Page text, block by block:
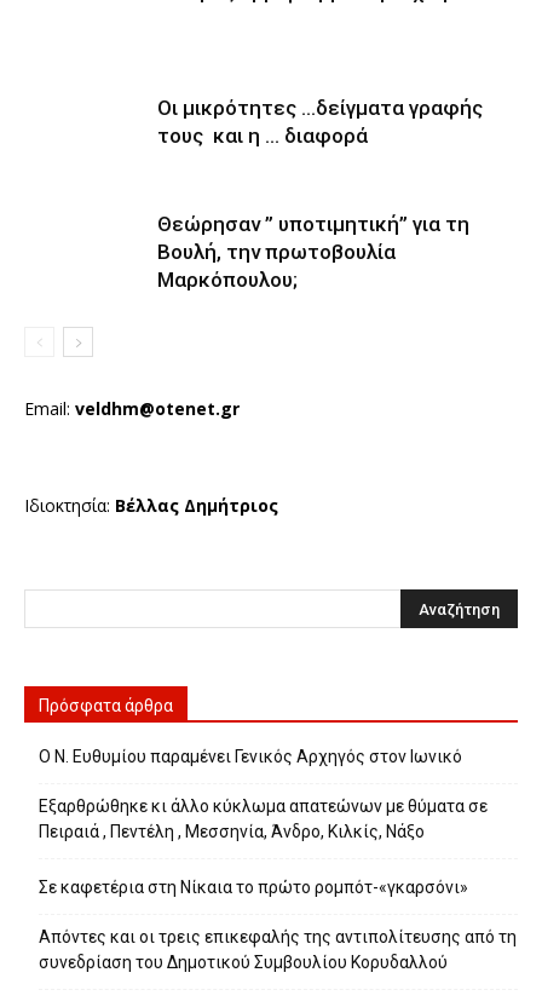
Οι μικρότητες …δείγματα γραφής
τους και η … διαφορά
Θεώρησαν ” υποτιμητική” για τη
Βουλή, την πρωτοβουλία
Μαρκόπουλου;
Email: veldhm@otenet.gr
Ιδιοκτησία: Βέλλας Δημήτριος
Πρόσφατα άρθρα
Ο Ν. Ευθυμίου παραμένει Γενικός Αρχηγός στον Ιωνικό
Εξαρθρώθηκε κι άλλο κύκλωμα απατεώνων με θύματα σε
Πειραιά , Πεντέλη , Μεσσηνία, Άνδρο, Κιλκίς, Νάξο
Σε καφετέρια στη Νίκαια το πρώτο ρομπότ-«γκαρσόνι»
Απόντες και οι τρεις επικεφαλής της αντιπολίτευσης από τη
συνεδρίαση του Δημοτικού Συμβουλίου Κορυδαλλού